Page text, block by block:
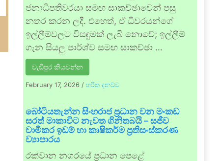
ජනාධිපතිවරයා සමඟ සාකච්ඡාවෙන් පසු
නතර කරන ලදී. එහෙත්, ඒ ධීවරයන්ගේ
ඉල්ලීම්වලට විසඳුමක් ලැබී නොවේ; ඉල්ලීම්
ගැන සියලු පාර්ශ්ව සමඟ සාකච්ඡා …
වැඩිපුර කියවන්න
February 17, 2026 / හරිත දනව්ව
බෝටියතැන්න සිංහරාජ ප්‍රධාන වන මංකඩ
සරත් මාකාවිට නැවත ගිනිතබයි – සජීව
චාමිකර ඉඩම් හා කෘෂිකර්ම ප්‍රතිසංස්කරණ
ව්‍යාපාරය
රක්වාන නගරයේ ප්‍රධාන පෙළේ